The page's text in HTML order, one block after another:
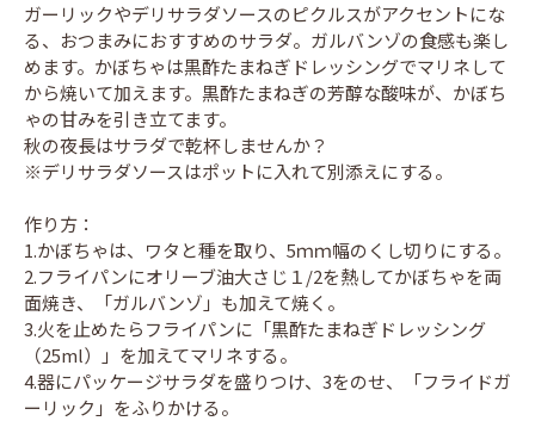
ガーリックやデリサラダソースのピクルスがアクセントにな
る、おつまみにおすすめのサラダ。ガルバンゾの食感も楽し
めます。かぼちゃは黒酢たまねぎドレッシングでマリネして
から焼いて加えます。黒酢たまねぎの芳醇な酸味が、かぼち
ゃの甘みを引き立てます。
秋の夜長はサラダで乾杯しませんか？
※デリサラダソースはポットに入れて別添えにする。
作り方：
1.かぼちゃは、ワタと種を取り、5ｍｍ幅のくし切りにする。
2.フライパンにオリーブ油大さじ１/2を熱してかぼちゃを両
面焼き、「ガルバンゾ」も加えて焼く。
3.火を止めたらフライパンに「黒酢たまねぎドレッシング
（25ml）」を加えてマリネする。
4.器にパッケージサラダを盛りつけ、3をのせ、「フライドガ
ーリック」をふりかける。